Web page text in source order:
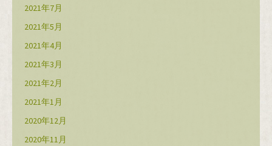
2021年7月
2021年5月
2021年4月
2021年3月
2021年2月
2021年1月
2020年12月
2020年11月